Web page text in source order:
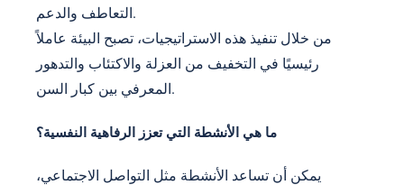
التعاطف والدعم.
من خلال تنفيذ هذه الاستراتيجيات، تصبح البيئة عاملاً
رئيسيًا في التخفيف من العزلة والاكتئاب والتدهور
المعرفي بين كبار السن.
ما هي الأنشطة التي تعزز الرفاهية النفسية؟
يمكن أن تساعد الأنشطة مثل التواصل الاجتماعي،